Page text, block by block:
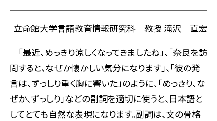
立命館大学言語教育情報研究科 教授 滝沢 直宏
「最近、めっきり涼しくなってきましたね」、「奈良を訪
問すると、なぜか懐かしい気分になります」、「彼の発
言は、ずっしり重く胸に響いた」のように、「めっきり、な
ぜか、ずっしり」などの副詞を適切に使うと、日本語と
してとても自然な表現になります。副詞は、文の骨格